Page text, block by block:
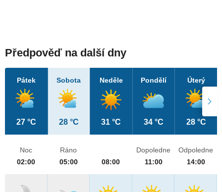
Předpověď na další dny
Pátek
27 °C
Sobota
28 °C
Neděle
31 °C
Pondělí
34 °C
Úterý
28 °C
Noc
02:00
Ráno
05:00
08:00
Dopoledne
11:00
Odpoledne
14:00